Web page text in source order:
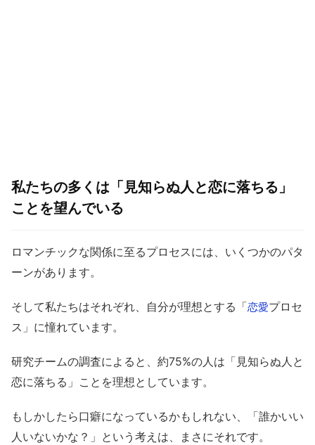
私たちの多くは「見知らぬ人と恋に落ちる」
ことを望んでいる
ロマンチックな関係に至るプロセスには、いくつかのパタ
ーンがあります。
そして私たちはそれぞれ、自分が理想とする「恋愛プロセ
ス」に憧れています。
研究チームの調査によると、約75%の人は「見知らぬ人と
恋に落ちる」ことを理想としています。
もしかしたら口癖になっているかもしれない、「誰かいい
人いないかな？」という考えは、まさにそれです。